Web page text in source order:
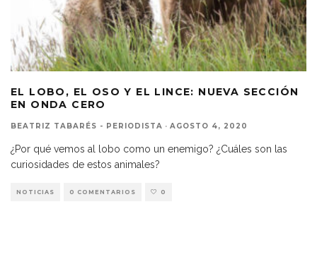
EL LOBO, EL OSO Y EL LINCE: NUEVA SECCIÓN
EN ONDA CERO
BEATRIZ TABARÉS - PERIODISTA · AGOSTO 4, 2020
¿Por qué vemos al lobo como un enemigo? ¿Cuáles son las
curiosidades de estos animales?
NOTICIAS 0 COMENTARIOS 0